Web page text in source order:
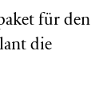
für den
die